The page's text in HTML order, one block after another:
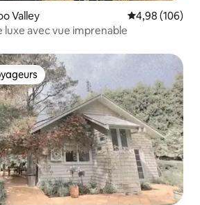
Valley Note
4,98 (106)
luxe avec vue imprenable
parmi les plus aimés